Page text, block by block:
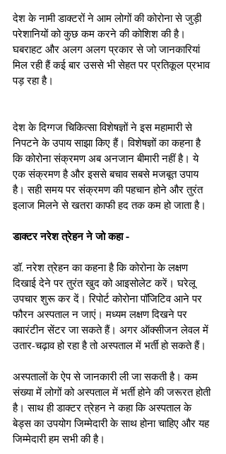
देश के नामी डाक्टरों ने आम लोगों की कोरोना से जुड़ी
परेशानियों को कुछ कम करने की कोशिश की है।
घबराहट और अलग अलग प्रकार से जो जानकारियां
मिल रही हैं कई बार उससे भी सेहत पर प्रतिकूल प्रभाव
पड़ रहा है।
देश के दिग्‍गज चिकित्‍सा विशेषज्ञों ने इस महामारी से
निपटने के उपाय साझा किए हैं। विशेषज्ञों का कहना है
कि कोरोना संक्रमण अब अनजान बीमारी नहीं है। ये
एक संक्रमण है और इससे बचाव सबसे मजबूत उपाय
है। सही समय पर संक्रमण की पहचान होने और तुरंत
इलाज मिलने से खतरा काफी हद तक कम हो जाता है।
डाक्टर नरेश त्रेहन ने जो कहा -
डॉ. नरेश त्रेहन का कहना है कि कोरोना के लक्षण
दिखाई देने पर तुरंत खुद को आइसोलेट करें। घरेलू
उपचार शुरू कर दें। रिपोर्ट कोरोना पॉजिटिव आने पर
फौरन अस्पताल न जाएं। मध्यम लक्षण दिखने पर
क्वारंटीन सेंटर जा सकते हैं। अगर ऑक्सीजन लेवल में
उतार-चढ़ाव हो रहा है तो अस्पताल में भर्ती हो सकते हैं।
अस्पतालों के ऐप से जानकारी ली जा सकती है। कम
संख्या में लोगों को अस्पताल में भर्ती होने की जरूरत होती
है। साथ ही डाक्टर त्रेहन ने कहा कि अस्पताल के
बेड्स का उपयोग जिम्मेदारी के साथ होना चाहिए और यह
जिम्मेदारी हम सभी की है।